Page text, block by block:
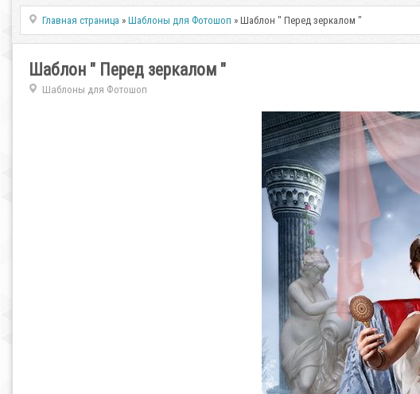
Главная страница »Шаблоны для Фотошоп » Шаблон " Перед зеркалом "
Шаблон " Перед зеркалом "
Шаблоны для Фотошоп